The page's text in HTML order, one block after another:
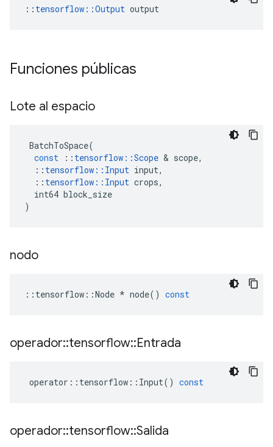
:: tensorflow::Output output
Funciones públicas
Lote al espacio
BatchToSpace(
const
:: tensorflow ::Scope & scope,
:: tensorflow :: Input input,
:: tensorflow :: Input crops,
int64 block_size
)
nodo
:: tensorflow ::Node * node() const
operador::tensorflow::Entrada
operator :: tensorflow :: Input() const
operador::tensorflow::Salida